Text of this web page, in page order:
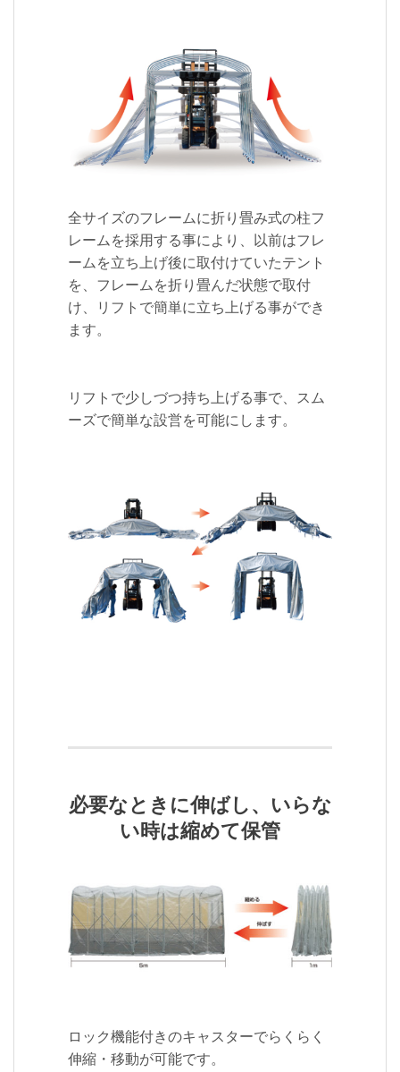
全サイズのフレームに折り畳み式の柱フ
レームを採用する事により、以前はフレ
ームを立ち上げ後に取付けていたテント
を、フレームを折り畳んだ状態で取付
け、リフトで簡単に立ち上げる事ができ
ます。
リフトで少しづつ持ち上げる事で、スム
ーズで簡単な設営を可能にします。
必要なときに伸ばし、いらな
い時は縮めて保管
ロック機能付きのキャスターでらくらく
伸縮・移動が可能です。